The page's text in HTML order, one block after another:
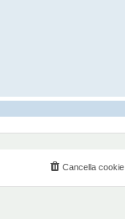
Cancella cookie